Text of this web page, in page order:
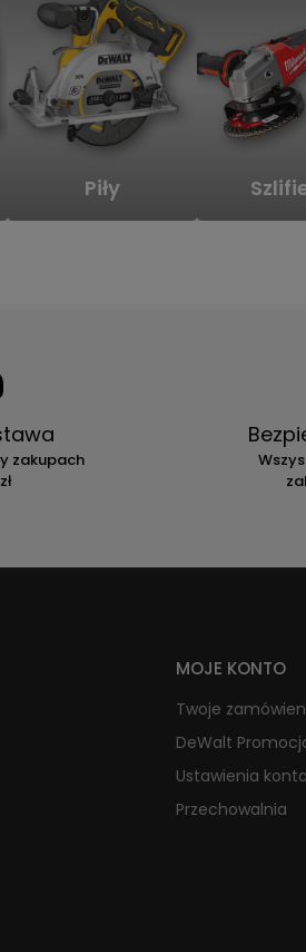
Piły
zakupach
MOJE KONTO
Twoje
DeWalt
Ustawienia konta
Przechowalnia